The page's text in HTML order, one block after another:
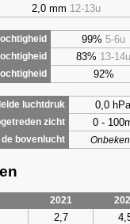
2,0 mm 12-13u
99% 5-6u
83% 13-14u
92%
luchtdruk 0,0 hPa
zicht 0 -
bovenlucht
2021
2,7